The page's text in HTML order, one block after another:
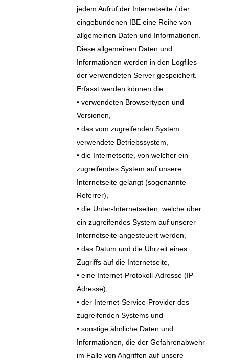
jedem Aufruf der Internetseite / der
eingebundenen IBE eine Reihe von
allgemeinen Daten und Informationen.
Diese allgemeinen Daten und
Informationen werden in den Logfiles
der verwendeten Server gespeichert.
Erfasst werden können die
• verwendeten Browsertypen und
Versionen,
• das vom zugreifenden System
verwendete Betriebssystem,
• die Internetseite, von welcher ein
zugreifendes System auf unsere
Internetseite gelangt (sogenannte
Referrer),
• die Unter-Internetseiten, welche über
ein zugreifendes System auf unserer
Internetseite angesteuert werden,
• das Datum und die Uhrzeit eines
Zugriffs auf die Internetseite,
• eine Internet-Protokoll-Adresse (IP-
Adresse),
• der Internet-Service-Provider des
zugreifenden Systems und
• sonstige ähnliche Daten und
Informationen, die der Gefahrenabwehr
im Falle von Angriffen auf unsere